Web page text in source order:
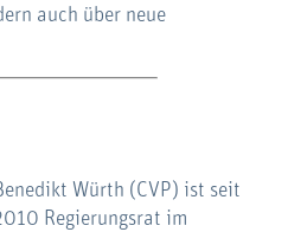
auch über neue
Würth (CVP) ist seit
Regierungsrat im